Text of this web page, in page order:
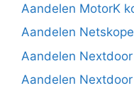
Aandelen MotorK
Aandelen
Aandelen
Aandelen